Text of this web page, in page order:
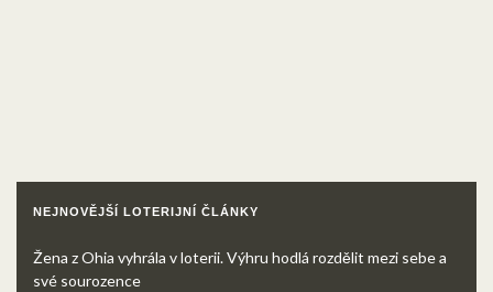
NEJNOVĚJŠÍ LOTERIJNÍ ČLÁNKY
Žena z Ohia vyhrála v loterii. Výhru hodlá rozdělit mezi sebe a
své sourozence